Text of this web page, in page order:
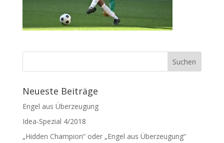
Neueste Beiträge
Engel aus Überzeugung
Idea-Spezial 4/2018
„Hidden Champion“ oder „Engel aus Überzeugung“